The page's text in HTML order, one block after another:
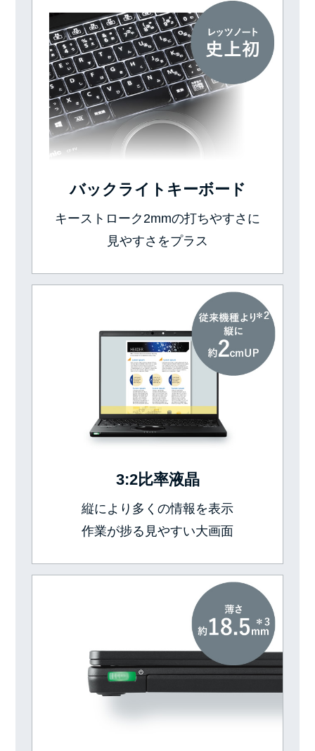
バックライトキーボード
キーストローク2mmの打ちやすさに
見やすさをプラス
3:2比率液晶
縦により多くの情報を表示
作業が捗る見やすい大画面